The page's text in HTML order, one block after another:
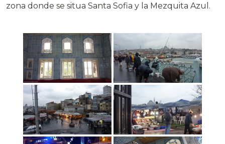
zona donde se situa Santa Sofia y la Mezquita Azul.